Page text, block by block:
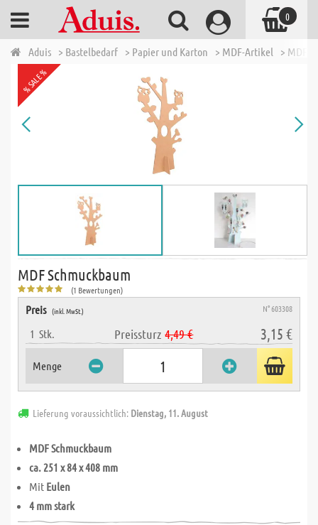
Aduis > Bastelbedarf > Papier und Karton > MDF-Artikel > MDF
% SALE %
MDF Schmuckbaum
(1 Bewertungen)
Preis (inkl. MwSt.) N° 603308
1 Stk. Preissturz 4,49 € 3,15 €
Menge
Lieferung voraussichtlich: Dienstag, 11. August
MDF Schmuckbaum
ca. 251 x 84 x 408 mm
Mit Eulen
4 mm stark
0